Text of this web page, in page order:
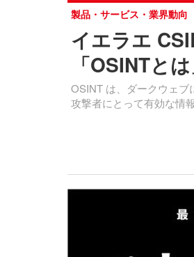
イエラエ
「OSINTと
OSINT は、ダークウェブ
攻撃者にとって有効な情
製品・サービス・業界動向